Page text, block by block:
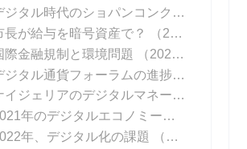
第61回 デジタル時代のショパンコンクール
長が給与を暗号資産で？
（2021年11月24日 掲載）
際金融規制と環境問題
（2021年12月01日 掲載）
第64回 デジタル通貨フォーラムの進捗報告書
第65回 ナイジェリアのデジタルマネー
（2021年
第66回 2021年のデジタルエコノミーを振り返る
年、デジタル化の課題
（2022年01月12日 掲載）